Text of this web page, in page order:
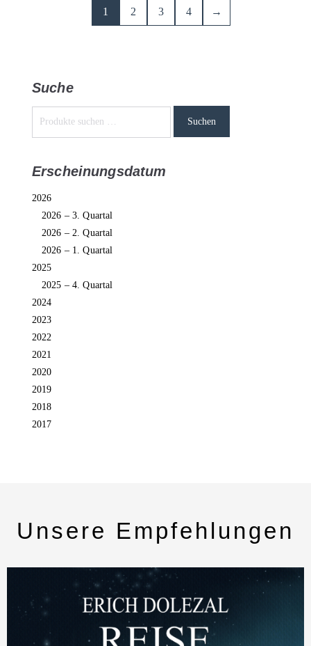
1 2 3 4 →
Suche
Suchen
Erscheinungsdatum
2026
2026 – 3. Quartal
2026 – 2. Quartal
2026 – 1. Quartal
2025
2025 – 4. Quartal
2024
2023
2022
2021
2020
2019
2018
2017
Unsere Empfehlungen